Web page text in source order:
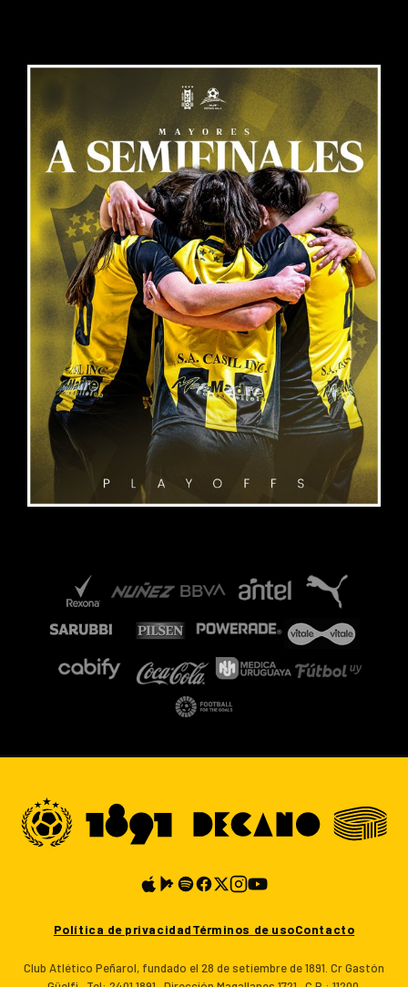
Política de privacidadTérminos de usoContacto
Club Atlético Peñarol, fundado el 28 de setiembre de 1891. Cr Gastón